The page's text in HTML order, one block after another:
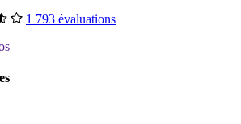
1 793 évaluations